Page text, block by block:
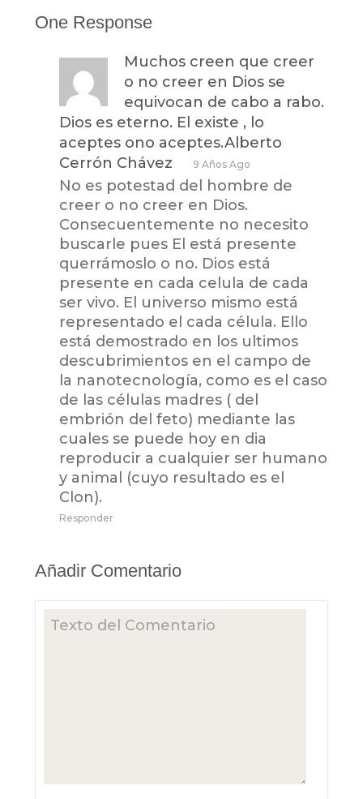
One Response
Muchos creen que creer
o no creer en Dios se
equivocan de cabo a rabo.
Dios es eterno. El existe , lo
aceptes ono aceptes.Alberto
Cerrón Chávez
9 Años Ago
No es potestad del hombre de
creer o no creer en Dios.
Consecuentemente no necesito
buscarle pues El está presente
querrámoslo o no. Dios está
presente en cada celula de cada
ser vivo. El universo mismo está
representado el cada célula. Ello
está demostrado en los ultimos
descubrimientos en el campo de
la nanotecnología, como es el caso
de las células madres ( del
embrión del feto) mediante las
cuales se puede hoy en dia
reproducir a cualquier ser humano
y animal (cuyo resultado es el
Clon).
Responder
Añadir Comentario